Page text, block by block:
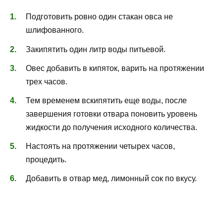
Подготовить ровно один стакан овса не
шлифованного.
Закипятить один литр воды питьевой.
Овес добавить в кипяток, варить на протяжении
трех часов.
Тем временем вскипятить еще воды, после
завершения готовки отвара поновить уровень
жидкости до получения исходного количества.
Настоять на протяжении четырех часов,
процедить.
Добавить в отвар мед, лимонный сок по вкусу.